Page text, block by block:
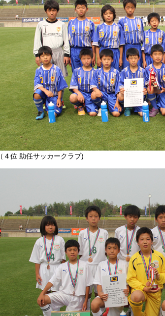
（４位 助任サッカークラブ)